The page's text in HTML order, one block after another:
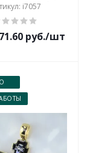
i7057
руб./шт